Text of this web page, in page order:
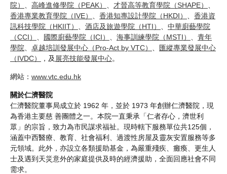
院）
高峰進修學院（PEAK） 才晉高等教育學院（SHAPE）
香港專業教育學院（IVE）
香港知專設計學院（HKDI）
香港資
訊科技學院（HKIIT）
酒店及旅遊學院（HTI）
中華廚藝學院
（CCI）
國際廚藝學院（ICI） 海事訓練學院（MSTI）
青年
學院
卓越培訓發展中心（Pro-Act by VTC）
匯縱專業發展中心
（IVDC）
，及 展亮技能發展中心。
網站： www.vtc.edu.hk
關於仁濟醫院
仁濟醫院董事局成立於 1962 年，並於 1973 年創辦仁濟醫院，現
為香港主要慈 善團體之一。本院一直秉承「仁者存心，濟世利
眾」的宗旨，致力為市民謀求福祉。現時轄下服務單位共125個，
涵蓋中西醫療、教育、社會福利、過渡性房屋及靈灰安置服務等多
元領域。此外，亦設立各類援助基金，為嚴重殘疾、癱瘓、更生人
士及遇到天災意外的家庭提供及時的經濟援助，全面回應社會不同
需求。